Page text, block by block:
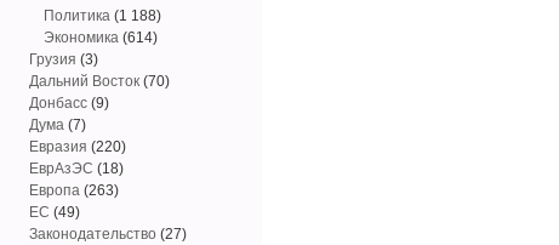
Политика (1 188)
Экономика (614)
Грузия (3)
Дальний Восток (70)
Донбасс (9)
Дума (7)
Евразия (220)
ЕврАзЭС (18)
Европа (263)
ЕС (49)
Законодательство (27)